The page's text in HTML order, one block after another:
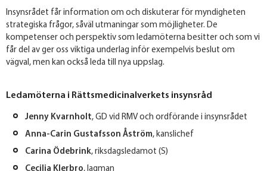
Insynsrådet får information om och diskuterar för myndigheten
strategiska frågor, såväl utmaningar som möjligheter. De
kompetenser och perspektiv som ledamöterna besitter och som vi
får del av ger oss viktiga underlag inför exempelvis beslut om
vägval, men kan också leda till nya uppslag.
Ledamöterna i Rättsmedicinalverkets insynsråd
Jenny Kvarnholt, GD vid RMV och ordförande i insynsrådet
Anna-Carin Gustafsson Åström, kanslichef
Carina Ödebrink, riksdagsledamot (S)
​Cecilia Klerbro, lagman